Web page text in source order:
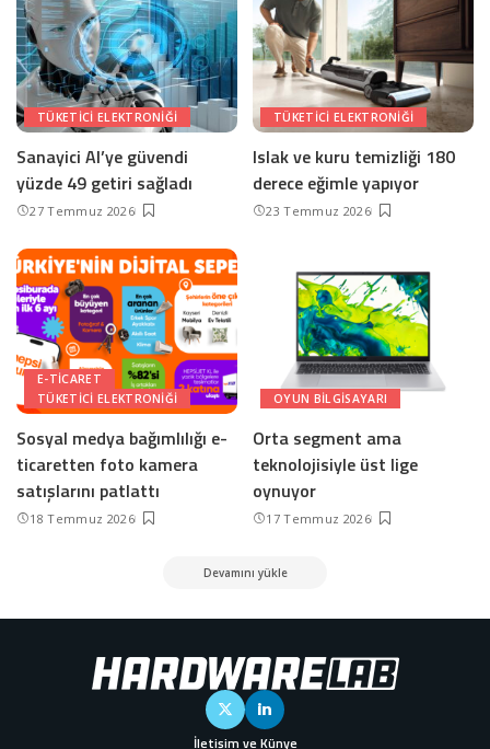
TÜKETICI ELEKTRONIĞI
Sanayici AI’ye güvendi
yüzde 49 getiri sağladı
27 Temmuz 2026
TÜKETICI ELEKTRONIĞI
Islak ve kuru temizliği 180
derece eğimle yapıyor
23 Temmuz 2026
E-TICARET
TÜKETICI ELEKTRONIĞI
Sosyal medya bağımlılığı e-
ticaretten foto kamera
satışlarını patlattı
18 Temmuz 2026
OYUN BILGISAYARI
Orta segment ama
teknolojisiyle üst lige
oynuyor
17 Temmuz 2026
Devamını yükle
İletişim ve Künye